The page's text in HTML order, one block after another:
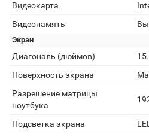
Видеокарта
Видеопамять
Экран
Диагональ (дюймов)
Поверхность экрана
Разрешение матрицы
ноутбука
Подсветка экрана